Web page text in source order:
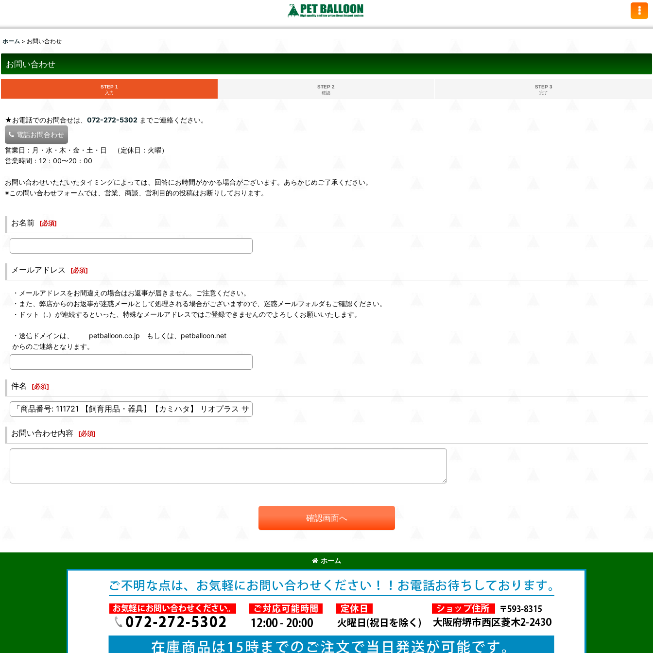
ホーム > お問い合わせ
お問い合わせ
STEP 1
入力
STEP 2
確認
STEP 3
完了
★お電話でのお問合せは、 072-272-5302 までご連絡ください。
電話お問合わせ
営業日：月・水・木・金・土・日 （定休日：火曜）
営業時間：12：00〜20：00
お問い合わせいただいたタイミングによっては、回答にお時間がかかる場合がございます。あらかじめご了承ください。
※この問い合わせフォームでは、営業、商談、営利目的の投稿はお断りしております。
お名前 [必須]
メールアドレス [必須]
・メールアドレスをお間違えの場合はお返事が届きません。ご注意ください。
・また、弊店からのお返事が迷惑メールとして処理される場合がございますので、迷惑メールフォルダもご確認ください。
・ドット（.）が連続するといった、特殊なメールアドレスではご登録できませんのでよろしくお願いいたします。
・送信ドメインは、 petballoon.co.jp もしくは、petballoon.net
からのご連絡となります。
件名 [必須]
お問い合わせ内容 [必須]
確認画面へ
ホーム